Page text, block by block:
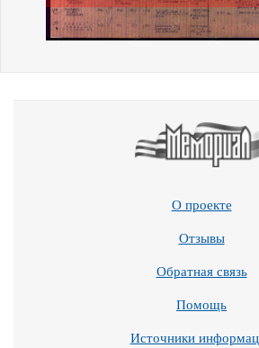
О проекте
Отзывы
Обратная связь
Помощь
Источники